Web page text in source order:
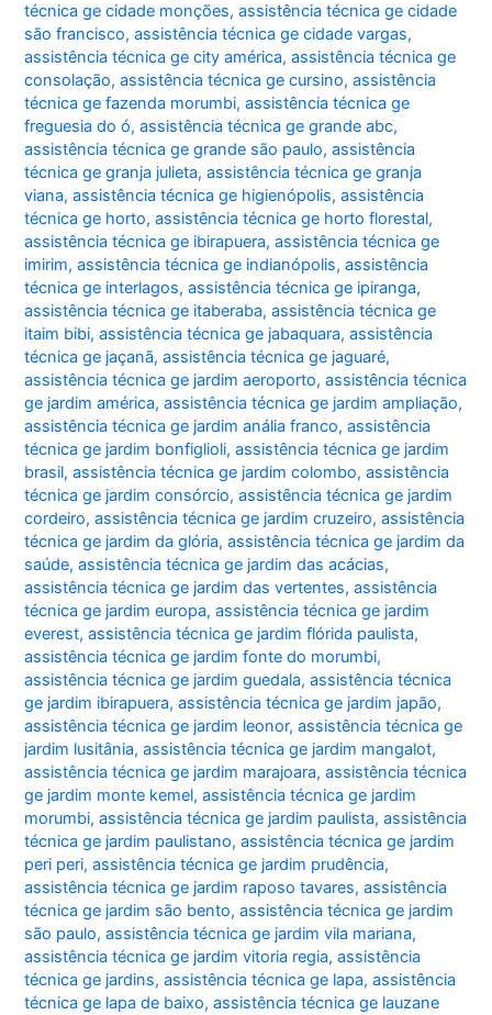
técnica ge cidade monções,assistência técnica ge cidade
são francisco,assistência técnica ge cidade vargas,
assistência técnica ge city américa,assistência técnica ge
consolação,assistência técnica ge cursino,assistência
técnica ge fazenda morumbi,assistência técnica ge
freguesia do ó,assistência técnica ge grande abc,
assistência técnica ge grande são paulo,assistência
técnica ge granja julieta,assistência técnica ge granja
viana,assistência técnica ge higienópolis,assistência
técnica ge horto,assistência técnica ge horto florestal,
assistência técnica ge ibirapuera,assistência técnica ge
imirim,assistência técnica ge indianópolis,assistência
técnica ge interlagos,assistência técnica ge ipiranga,
assistência técnica ge itaberaba,assistência técnica ge
itaim bibi,assistência técnica ge jabaquara,assistência
técnica ge jaçanã,assistência técnica ge jaguaré,
assistência técnica ge jardim aeroporto,assistência técnica
ge jardim américa,assistência técnica ge jardim ampliação,
assistência técnica ge jardim anália franco,assistência
técnica ge jardim bonfiglioli,assistência técnica ge jardim
brasil,assistência técnica ge jardim colombo,assistência
técnica ge jardim consórcio,assistência técnica ge jardim
cordeiro,assistência técnica ge jardim cruzeiro,assistência
técnica ge jardim da glória,assistência técnica ge jardim da
saúde,assistência técnica ge jardim das acácias,
assistência técnica ge jardim das vertentes,assistência
técnica ge jardim europa,assistência técnica ge jardim
everest,assistência técnica ge jardim flórida paulista,
assistência técnica ge jardim fonte do morumbi,
assistência técnica ge jardim guedala,assistência técnica
ge jardim ibirapuera,assistência técnica ge jardim japão,
assistência técnica ge jardim leonor,assistência técnica ge
jardim lusitânia,assistência técnica ge jardim mangalot,
assistência técnica ge jardim marajoara,assistência técnica
ge jardim monte kemel,assistência técnica ge jardim
morumbi,assistência técnica ge jardim paulista,assistência
técnica ge jardim paulistano,assistência técnica ge jardim
peri peri,assistência técnica ge jardim prudência,
assistência técnica ge jardim raposo tavares,assistência
técnica ge jardim são bento,assistência técnica ge jardim
são paulo,assistência técnica ge jardim vila mariana,
assistência técnica ge jardim vitoria regia,assistência
técnica ge jardins,assistência técnica ge lapa,assistência
técnica ge lapa de baixo,assistência técnica ge lauzane